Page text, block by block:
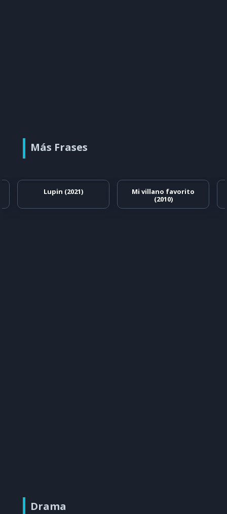
Más Frases
Lupin (2021)
Mi villano favorito
(2010)
Drama